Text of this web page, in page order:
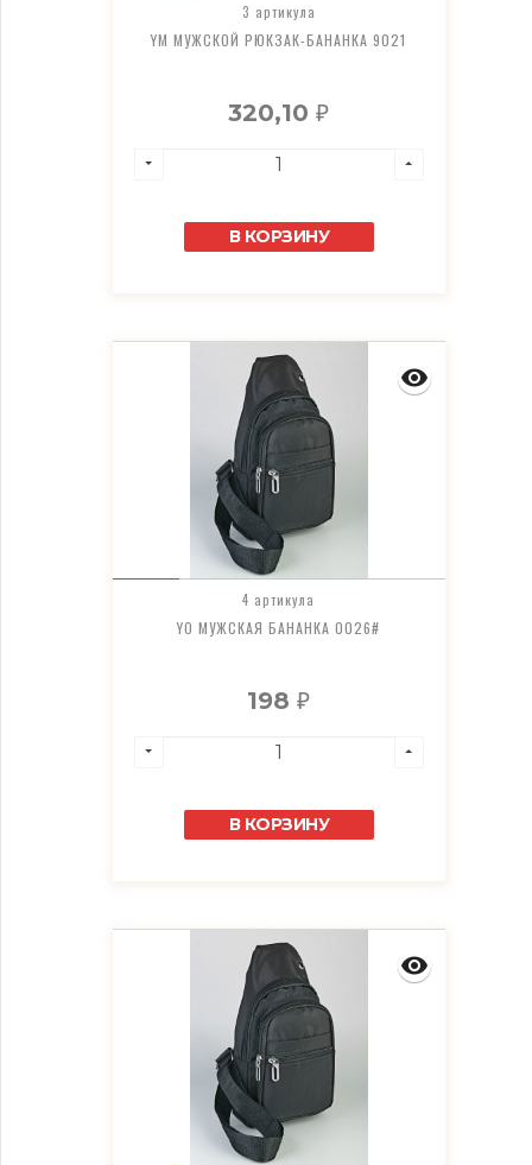
3 артикула
YM МУЖСКОЙ РЮКЗАК-БАНАНКА 9021
320,10₽
В КОРЗИНУ
4 артикула
YO МУЖСКАЯ БАНАНКА 0026#
198₽
В КОРЗИНУ